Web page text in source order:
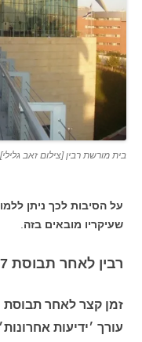
בית מורשת רבין [צילום זאב גלילי]
שעיקריו מובאים בזה
רבין לאחר תבוסת 77
עורך ׳ידיעות